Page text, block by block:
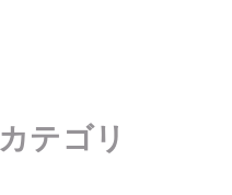
カテゴリ